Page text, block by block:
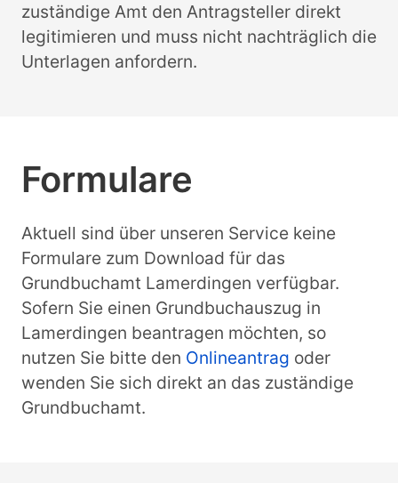
zuständige Amt den Antragsteller direkt
legitimieren und muss nicht nachträglich die
Unterlagen anfordern.
Formulare
Aktuell sind über unseren Service keine
Formulare zum Download für das
Grundbuchamt Lamerdingen verfügbar.
Sofern Sie einen Grundbuchauszug in
Lamerdingen beantragen möchten, so
nutzen Sie bitte den Onlineantrag oder
wenden Sie sich direkt an das zuständige
Grundbuchamt.